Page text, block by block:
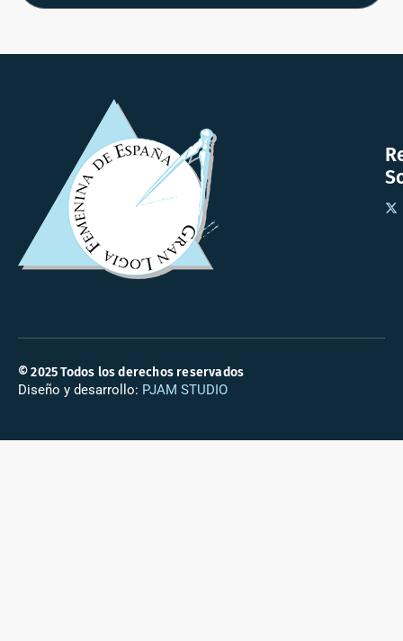
© 2025 Todos los derechos reservados
Diseño y desarrollo: PJAM STUDIO